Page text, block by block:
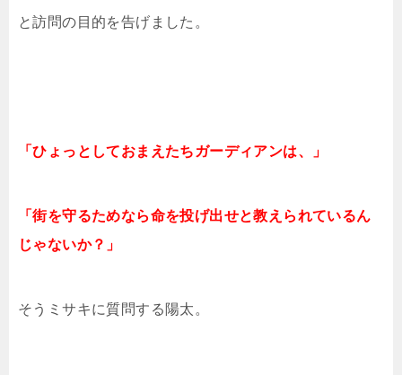
と訪問の目的を告げました。
「ひょっとしておまえたちガーディアンは、」
「街を守るためなら命を投げ出せと教えられているん
じゃないか？」
そうミサキに質問する陽太。